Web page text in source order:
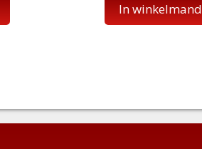
In winkelmand